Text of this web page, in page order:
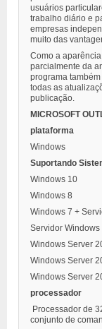
usuários
trabalho diário e
empresas
muito das
Como a
parcialmente da
programa
todas as
publicação.
MICROSOFT
plataforma
Windows
Suportando
Windows 10
Windows 8
Windows 7 +
Servidor Windows
Windows Server
Windows Server
Windows Server
processador
Processador de
conjunto de